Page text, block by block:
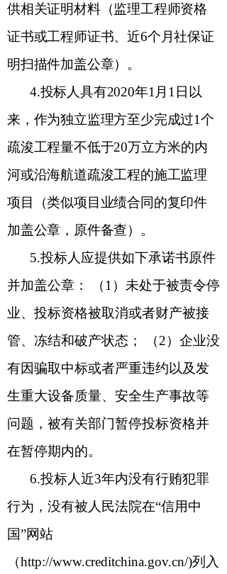
供相关证明材料（监理工程师资格
证书或工程师证书、近6个月社保证
明扫描件加盖公章）。
4.投标人具有2020年1 月 1 日以
来，作为独立监理方至少完成过1个
疏浚工程量不低于20万立方米的内
河或沿海航道疏浚工程的施工监理
项目（类似项目业绩合同的复印件
加盖公章，原件备查）。
5.投标人应提供如下承诺书原件
并加盖公章： （1 ）未处于被责令停
业、投标资格被取消或者财产被接
管、冻结和破产状态； （2）企业没
有因骗取中标或者严重违约以及发
生重大设备质量、安全生产事故等
问题，被有关部门暂停投标资格并
在暂停期内的。
6.投标人近3年内没有行贿犯罪
行为，没有被人民法院在“信用中
国”网站
（http://www.creditchina.gov.cn/)列入